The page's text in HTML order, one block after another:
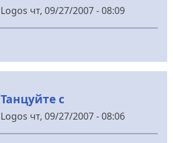
Logos чт, 09/27/2007 - 08:09
У
Логос!!!!!!!!
чё
від
Танцуйте с
Logos чт, 09/27/2007 - 08:06
У